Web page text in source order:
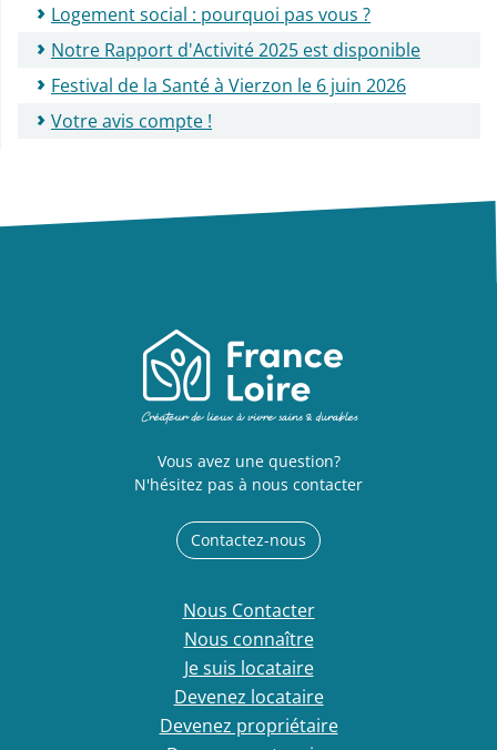
Logement social : pourquoi pas vous ?
Notre Rapport d'Activité 2025 est disponible
Festival de la Santé à Vierzon le 6 juin 2026
Votre avis compte !
Vous avez une question?
N'hésitez pas à nous contacter
Contactez-nous
Nous Contacter
Nous connaître
Je suis locataire
Devenez locataire
Devenez propriétaire